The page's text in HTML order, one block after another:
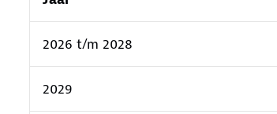
2026 t/m 2028
2029